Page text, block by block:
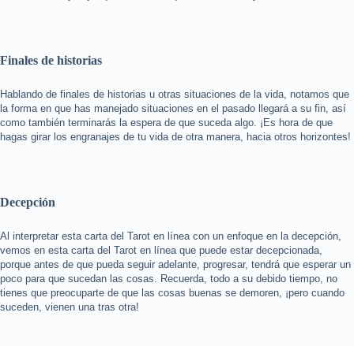
Finales de historias
Hablando de finales de historias u otras situaciones de la vida, notamos que
la forma en que has manejado situaciones en el pasado llegará a su fin, así
como también terminarás la espera de que suceda algo. ¡Es hora de que
hagas girar los engranajes de tu vida de otra manera, hacia otros horizontes!
Decepción
Al interpretar esta carta del Tarot en línea con un enfoque en la decepción,
vemos en esta carta del Tarot en línea que puede estar decepcionada,
porque antes de que pueda seguir adelante, progresar, tendrá que esperar un
poco para que sucedan las cosas. Recuerda, todo a su debido tiempo, no
tienes que preocuparte de que las cosas buenas se demoren, ¡pero cuando
suceden, vienen una tras otra!